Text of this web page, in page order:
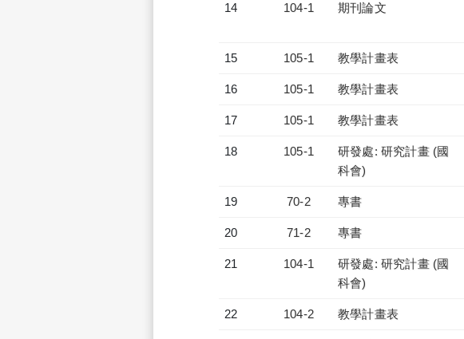
14 104-1 期刊論文
15 105-1 教學計畫表
16 105-1 教學計畫表
17 105-1 教學計畫表
18 105-1
研發處: 研究計畫 (國
科會)
19 70-2 專書
20 71-2 專書
21 104-1
研發處: 研究計畫 (國
科會)
22 104-2 教學計畫表